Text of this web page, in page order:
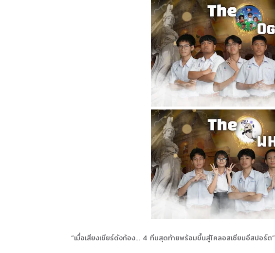
“เมื่อเสียงเชียร์ดังก้อง… 4 ทีมสุดท้ายพร้อมขึ้นสู่โคลอสเซียมอีสปอร์ต”